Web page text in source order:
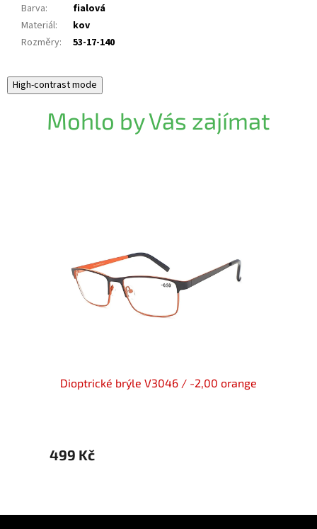
Barva:
fialová
Materiál:
kov
Rozměry: 53-17-140
High-contrast mode
Mohlo by Vás zajímat
Dioptrické brýle V3046 / -2,00 orange
499 Kč